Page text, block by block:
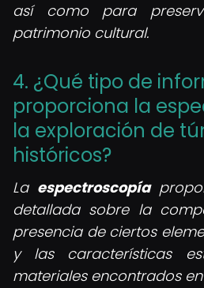
así como para
patrimonio cultural.
4. ¿Qué tipo de
proporciona la
la exploración de
históricos?
La espectroscopía
detallada sobre la
presencia de ciertos
y las características
materiales encontrados